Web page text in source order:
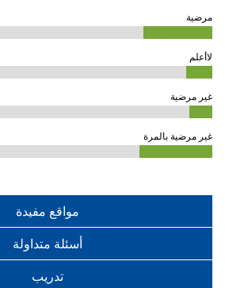
مرضية
لاأعلم
غير مرضية
غير مرضية بالمرة
مواقع مفيدة
أسئلة متداولة
تدريب